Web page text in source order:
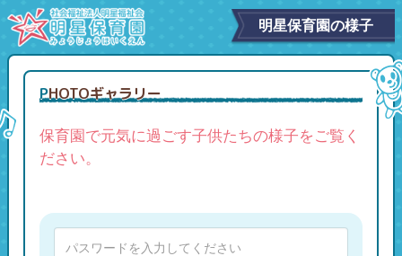
明星保育園の様子
PHOTOギャラリー
保育園で元気に過ごす子供たちの様子をご覧く
ださい。